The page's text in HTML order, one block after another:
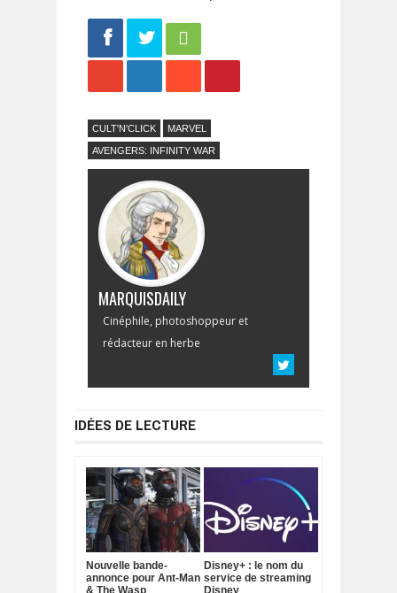
CULT'N'CLICK MARVEL
AVENGERS: INFINITY WAR
MARQUISDAILY
Cinéphile, photoshoppeur et
rédacteur en herbe
IDÉES DE LECTURE
Nouvelle bande-
annonce pour Ant-Man
Disney+ : le nom du
service de streaming